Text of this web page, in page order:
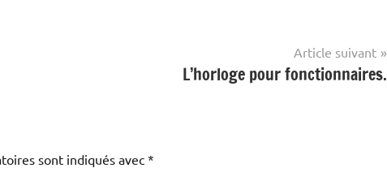
Article suivant
L’horloge pour fonctionnaires.
sont indiqués avec *